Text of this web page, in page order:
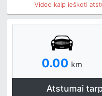
Video kaip ieškoti
0.00 km
Atstumai